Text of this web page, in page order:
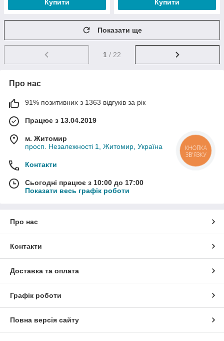
Купити Купити
Показати ще
1 / 22
Про нас
91% позитивних з 1363 відгуків за рік
Працює з 13.04.2019
м. Житомир
просп. Незалежності 1, Житомир, Україна
Контакти
Сьогодні працює з 10:00 до 17:00
Показати весь графік роботи
Про нас
Контакти
Доставка та оплата
Графік роботи
Повна версія сайту
КНОПКА
ЗВ'ЯЗКУ